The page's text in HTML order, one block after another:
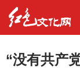
“没有共产